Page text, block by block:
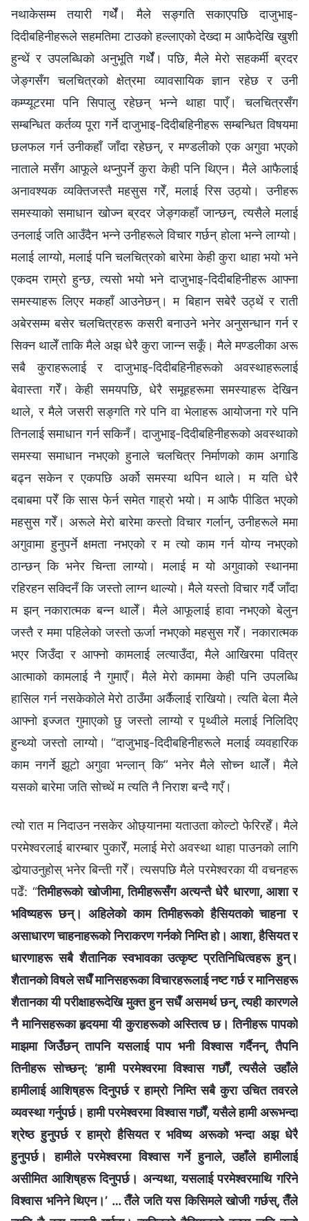
नथाकेसम्म तयारी गर्थेँ। मैले सङ्गति सकाएपछि दाजुभाइ-
दिदीबहिनीहरूले सहमतिमा टाउको हल्लाएको देख्‍दा म आफैदेखि खुशी
हुन्थें र उपलब्धिको अनुभूति गर्थेँ। पछि, मैले मेरो सहकर्मी ब्रदर
जेङ्गसँग चलचित्रको क्षेत्रमा व्यावसायिक ज्ञान रहेछ र उनी
कम्प्यूटरमा पनि सिपालु रहेछन् भन्‍ने थाहा पाएँ। चलचित्रसँग
सम्बन्धित कर्तव्य पूरा गर्ने दाजुभाइ-दिदीबहिनीहरू सम्‍बन्धित विषयमा
छलफल गर्न उनीकहाँ जाँदा रहेछन्, र मण्डलीको एक अगुवा भएको
नाताले मसँग आफूले थप्नुपर्ने कुरा केही पनि थिएन। मैले आफैलाई
अनावश्यक व्यक्तिजस्तै महसुस गरेँ, मलाई रिस उठ्यो। उनीहरू
समस्याको समाधान खोज्न ब्रदर जेङ्गकहाँ जान्छन्, त्यसैले मलाई
उनलाई जति आउँदैन भन्‍ने उनीहरूले विचार गर्छन् होला भन्‍ने लाग्यो।
मलाई लाग्यो, मलाई पनि चलचित्रको बारेमा केही कुरा थाहा भयो भने
एकदम राम्रो हुन्छ, त्यसो भयो भने दाजुभाइ-दिदीबहिनीहरू आफ्ना
समस्याहरू लिएर मकहाँ आउनेछन्। म बिहान सबेरै उठ्थें र राती
अबेरसम्म बसेर चलचित्रहरू कसरी बनाउने भनेर अनुसन्धान गर्न र
सिक्न थालेँ ताकि मैले अझ धेरै कुरा जान्‍न सकूँ। मैले मण्डलीका अरू
सबै कुराहरूलाई र दाजुभाइ-दिदीबहिनीहरूको अवस्थाहरूलाई
बेवास्ता गरेँ। केही समयपछि, धेरै समूहहरूमा समस्याहरू देखिन
थाले, र मैले जसरी सङ्गति गरे पनि वा भेलाहरू आयोजना गरे पनि
तिनलाई समाधान गर्न सकिनँ। दाजुभाइ-दिदीबहिनीहरूको अवस्थाको
समस्या समाधान नभएको हुनाले चलचित्र निर्माणको काम अगाडि
बढ्न सकेन र एकपछि अर्को समस्या थपिन थाले। म यति धेरै
दबाबमा परेँ कि सास फेर्न समेत गाह्रो भयो। म आफै पीडित भएको
महसुस गरेँ। अरूले मेरो बारेमा कस्तो विचार गर्लान्, उनीहरूले ममा
अगुवामा हुनुपर्ने क्षमता नभएको र म त्यो काम गर्न योग्य नभएको
ठान्छन् कि भनेर चिन्ता लाग्यो। मलाई म यो अगुवाको स्थानमा
रहिरहन सक्दिनँ कि जस्तो लाग्न थाल्यो। मैले यस्तो विचार गर्दै जाँदा
म झन् नकारात्मक बन्‍न थालेँ। मैले आफूलाई हावा नभएको बेलुन
जस्तै र ममा पहिलेको जस्तो ऊर्जा नभएको महसुस गरेँ। नकारात्मक
भएर जिउँदा र आफ्नो कामलाई लत्याउँदा, मैले आखिरमा पवित्र
आत्माको कामलाई नै गुमाएँ। मैले मेरो काममा केही पनि उपलब्धि
हासिल गर्न नसकेकोले मेरो ठाउँमा अर्कैलाई राखियो। त्यति बेला मैले
आफ्‍नो इज्‍जत गुमाएको छु जस्तो लाग्यो र पृथ्वीले मलाई निलिदिए
हुन्‍थ्यो जस्तो लाग्यो। “दाजुभाइ-दिदीबहिनीहरूले मलाई व्यवहारिक
काम नगर्ने झूटो अगुवा भन्लान् कि” भनेर मैले सोच्न थालेँ। मैले
यसको बारेमा जति सोच्थें म त्यति नै निराश बन्दै गएँ।
त्यो रात म निदाउन नसकेर ओछ्यानमा यताउता कोल्टो फेरिरहेँ। मैले
परमेश्‍वरलाई बारम्बार पुकारेँ, मलाई मेरो अवस्था थाहा पाउनको लागि
डोर्‍याउनुहोस् भनेर बिन्ती गरेँ। त्यसपछि मैले परमेश्‍वरका यी वचनहरू
पढेँ: “तिमीहरूको खोजीमा, तिमीहरूसँग अत्यन्तै धेरै धारणा, आशा र
भविष्यहरू छन्। अहिलेको काम तिमीहरूको हैसियतको चाहना र
असाधारण चाहनाहरूको निराकरण गर्नको निम्ति हो। आशा, हैसियत र
धारणाहरू सबै शैतानिक स्वभावका उत्कृष्ट प्रतिनिधित्वहरू हुन्।
शैतानको विषले सधैँ मानिसहरूका विचारहरूलाई नष्ट गर्छ र मानिसहरू
शैतानका यी परीक्षाहरूदेखि मुक्त हुन सधैँ असमर्थ छन्, त्यही कारणले
नै मानिसहरूका हृदयमा यी कुराहरूको अस्तित्व छ। तिनीहरू पापको
माझमा जिउँछन् तापनि यसलाई पाप भनी विश्‍वास गर्दैनन्, तैपनि
तिनीहरू सोच्छन्: ‘हामी परमेश्‍वरमा विश्‍वास गर्छौं, त्यसैले उहाँले
हामीलाई आशिष्‌हरू दिनुपर्छ र हाम्रो निम्ति सबै कुरा उचित तवरले
व्यवस्था गर्नुपर्छ। हामी परमेश्‍वरमा विश्‍वास गर्छौं, यसैले हामी अरूभन्दा
श्रेष्ठ हुनुपर्छ र हाम्रो हैसियत र भविष्य अरूको भन्दा अझ धेरै
हुनुपर्छ। हामीले परमेश्‍वरमा विश्‍वास गर्ने हुनाले, उहाँले हामीलाई
असीमित आशिष्‌हरू दिनुपर्छ। अन्यथा, यसलाई परमेश्‍वरमाथि गरिने
विश्‍वास भनिने थिएन।’ … तैँले जति यस किसिमले खोजी गर्छस्, तैँले